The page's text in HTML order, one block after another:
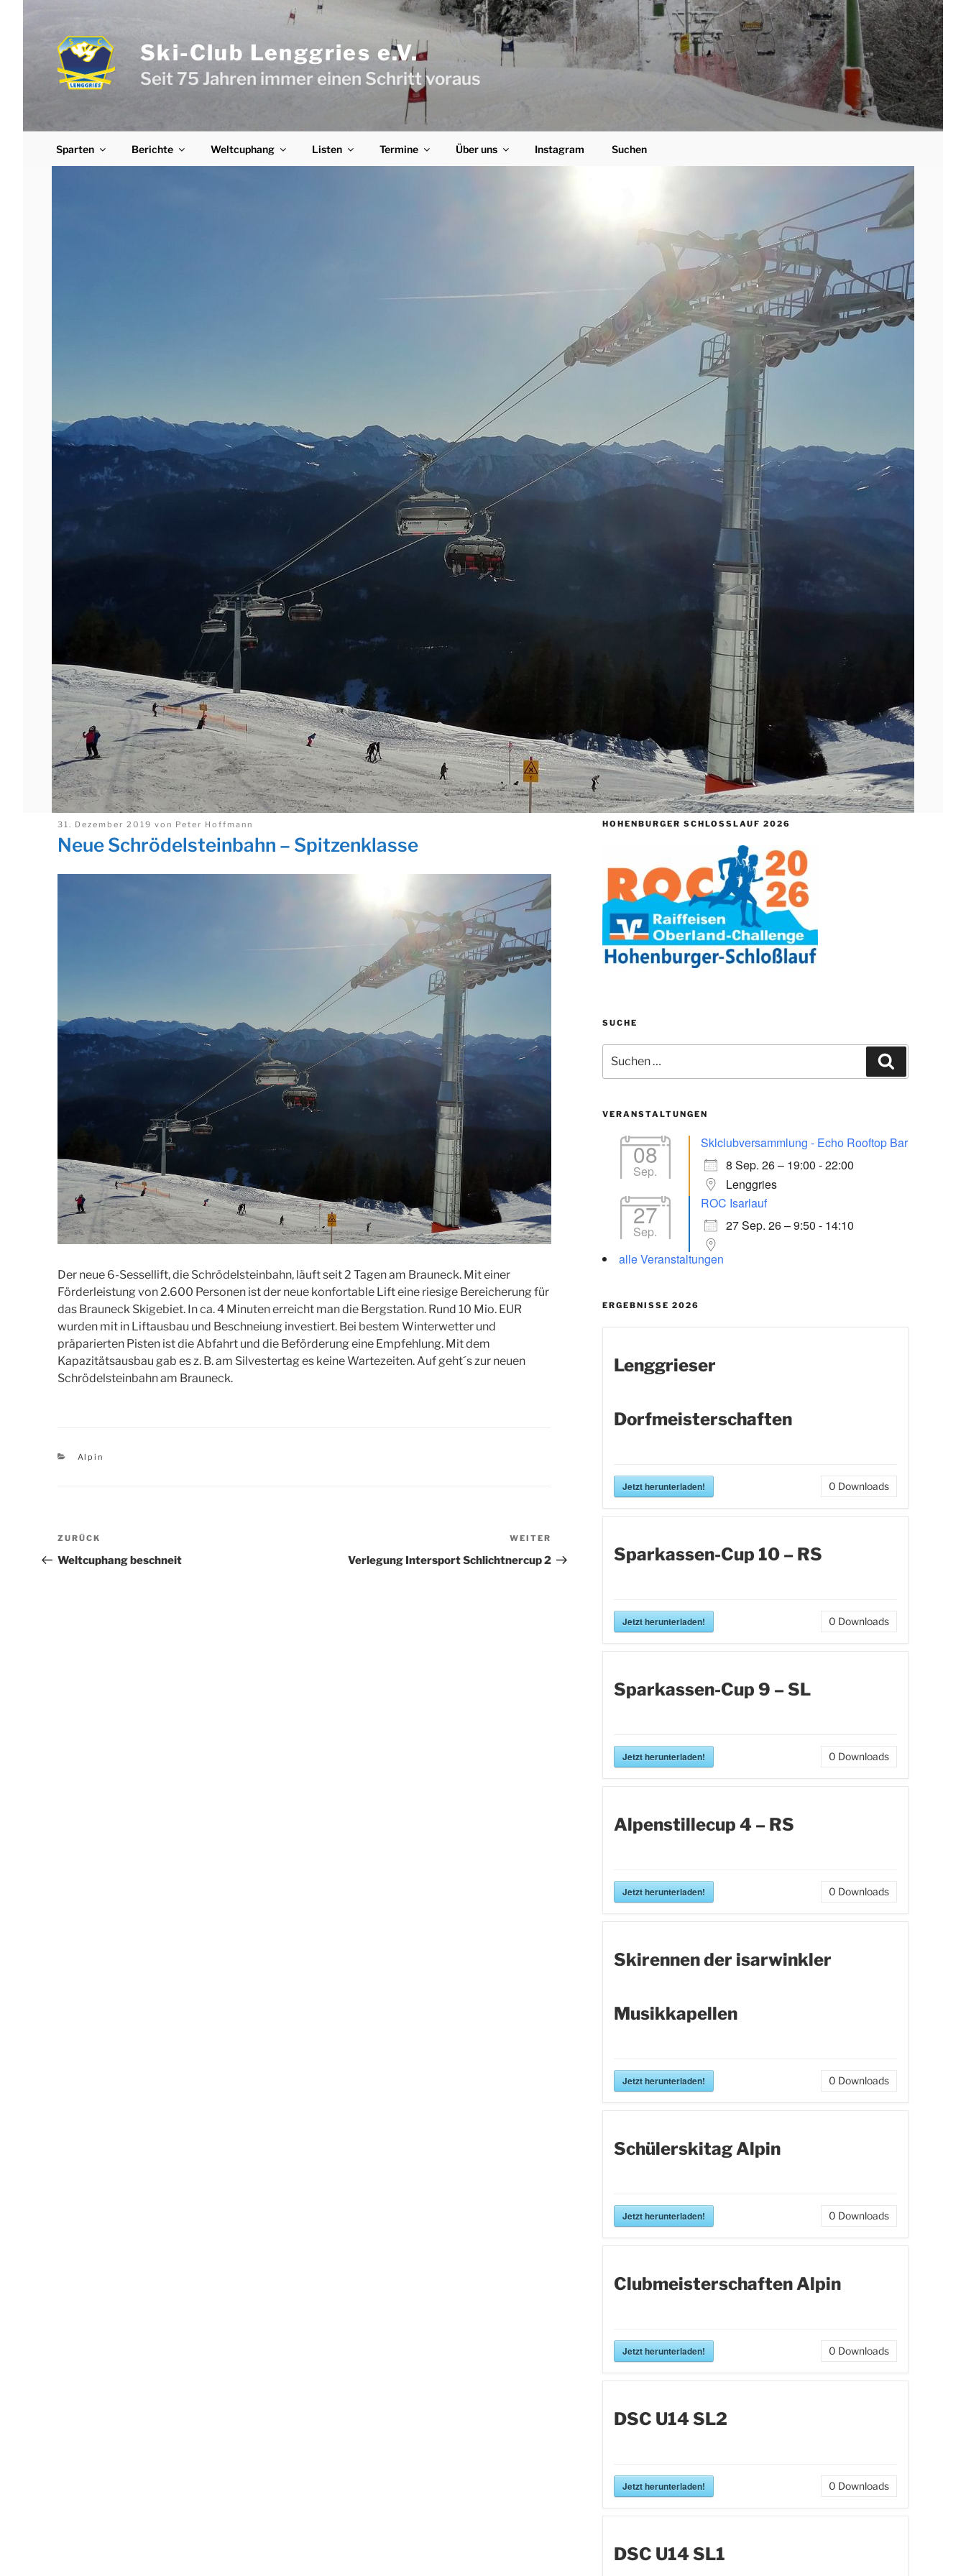
springen
Ski-Club Lenggries e.V.
Seit 75 Jahren immer einen Schritt voraus
Sparten Berichte Weltcuphang Listen Termine Über uns Instagram Suchen
Search Button
Veröffentlicht
am
31. Dezember 2019 von Peter Hoffmann
Neue Schrödelsteinbahn – Spitzenklasse
Der neue 6-Sessellift, die Schrödelsteinbahn, läuft seit 2 Tagen am Brauneck. Mit einer
Förderleistung von 2.600 Personen ist der neue konfortable Lift eine riesige Bereicherung für
das Brauneck Skigebiet. In ca. 4 Minuten erreicht man die Bergstation. Rund 10 Mio. EUR
wurden mit in Liftausbau und Beschneiung investiert. Bei bestem Winterwetter und
präparierten Pisten ist die Abfahrt und die Beförderung eine Empfehlung. Mit dem
Kapazitätsausbau gab es z. B. am Silvestertag es keine Wartezeiten. Auf geht´s zur neuen
Schrödelsteinbahn am Brauneck.
Kategorien
Alpin
Beitragsnavigation
Vorheriger
Beitrag
ZURÜCK
Weltcuphang beschneit
Beitrag
WEITER
Verlegung Intersport Schlichtnercup 2
HOHENBURGER SCHLOSSLAUF 2026
SUCHE
nach:
VERANSTALTUNGEN
08
Sep.
Sklclubversammlung - Echo Rooftop Bar
8 Sep. 26 – 19:00 - 22:00
Lenggries
27
Sep.
ROC Isarlauf
27 Sep. 26 – 9:50 - 14:10
alle Veranstaltungen
ERGEBNISSE 2026
Lenggrieser
Dorfmeisterschaften
Jetzt herunterladen! 0 Downloads
Sparkassen-Cup 10 – RS
Jetzt herunterladen! 0 Downloads
Sparkassen-Cup 9 – SL
Jetzt herunterladen! 0 Downloads
Alpenstillecup 4 – RS
Jetzt herunterladen! 0 Downloads
Skirennen der isarwinkler
Musikkapellen
Jetzt herunterladen! 0 Downloads
Schülerskitag Alpin
Jetzt herunterladen! 0 Downloads
Clubmeisterschaften Alpin
Jetzt herunterladen! 0 Downloads
DSC U14 SL2
Jetzt herunterladen! 0 Downloads
DSC U14 SL1